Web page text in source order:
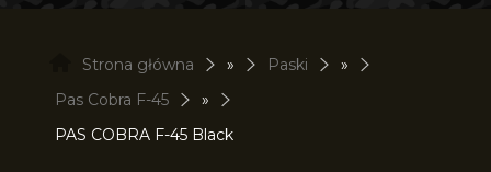
Strona główna » Paski
»
Pas Cobra F-45
»
PAS COBRA F-45 Black